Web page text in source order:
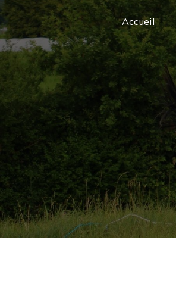
Accueil
Panneau de gestion des cookies